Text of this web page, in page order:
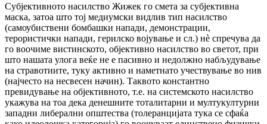
Субјективното насилство Жижек го смета за субјективна
маска, затоа што тој медиумски видлив тип насилство
(самоубиствени бомбашки напади, демонстрации,
терористички напади, герилско војување и сл.) нè спречува да
го воочиме вистинското, објективно насилство во светот, при
што нашата улога веќе не е пасивно и недолжно набљудување
на стравотиите, туку активно и наметнато учествување во нив
(најчесто на несвесен начин). Таквото константно
превидување на објективното, т.е. на системското насилство
укажува на тоа дека денешните тоталитарни и мултукултурни
западни либерални општества (толеранцијата тука се сфаќа